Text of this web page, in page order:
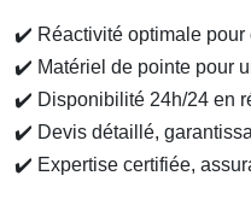
✔️ Réactivité optimale pour
✔️ Matériel de pointe pour
✔️ Disponibilité 24h/24 en
✔️ Devis détaillé,
✔️ Expertise certifiée,